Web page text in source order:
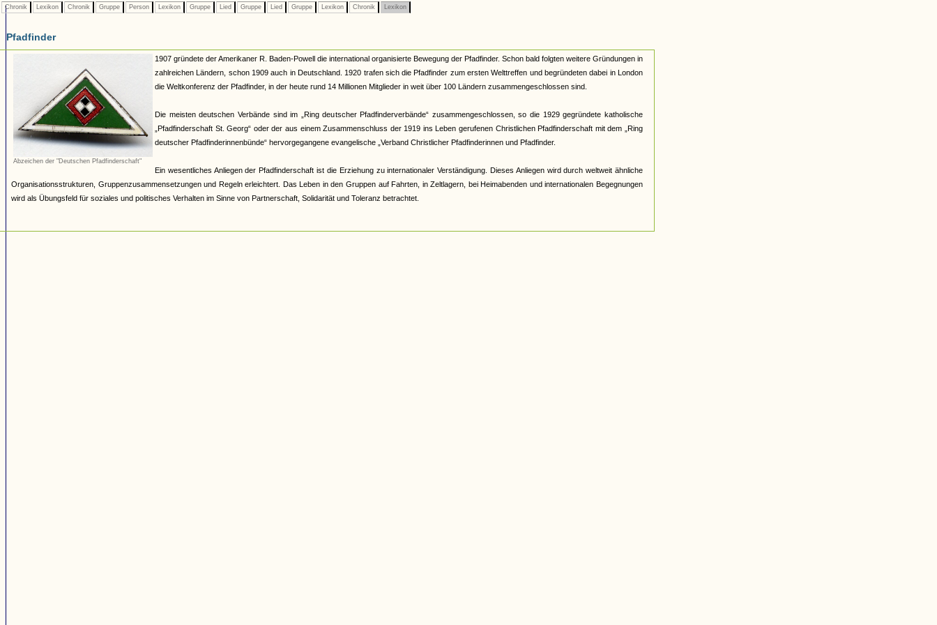
Chronik Lexikon Chronik Gruppe Person Lexikon Gruppe Lied Gruppe Lied Gruppe Lexikon Chronik Lexikon
Pfadfinder
Abzeichen der "Deutschen Pfadfinderschaft"
1907 gründete der Amerikaner R. Baden-Powell die international organisierte Bewegung der Pfadfinder. Schon bald folgten weitere Gründungen in
zahlreichen Ländern, schon 1909 auch in Deutschland. 1920 trafen sich die Pfadfinder zum ersten Welttreffen und begründeten dabei in London
die Weltkonferenz der Pfadfinder, in der heute rund 14 Millionen Mitglieder in weit über 100 Ländern zusammengeschlossen sind.
Die meisten deutschen Verbände sind im „Ring deutscher Pfadfinderverbände“ zusammengeschlossen, so die 1929 gegründete katholische
„Pfadfinderschaft St. Georg“ oder der aus einem Zusammenschluss der 1919 ins Leben gerufenen Christlichen Pfadfinderschaft mit dem „Ring
deutscher Pfadfinderinnenbünde“ hervorgegangene evangelische „Verband Christlicher Pfadfinderinnen und Pfadfinder.
Ein wesentliches Anliegen der Pfadfinderschaft ist die Erziehung zu internationaler Verständigung. Dieses Anliegen wird durch weltweit ähnliche
Organisationsstrukturen, Gruppenzusammensetzungen und Regeln erleichtert. Das Leben in den Gruppen auf Fahrten, in Zeltlagern, bei Heimabenden und internationalen Begegnungen
wird als Übungsfeld für soziales und politisches Verhalten im Sinne von Partnerschaft, Solidarität und Toleranz betrachtet.